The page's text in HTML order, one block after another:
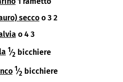
secco o 3 2
o 4 3
1⁄2 bicchiere
1⁄2bicchiere